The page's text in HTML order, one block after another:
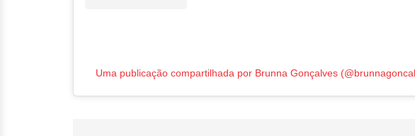
Uma publicação compartilhada por Brunna Gonçalves